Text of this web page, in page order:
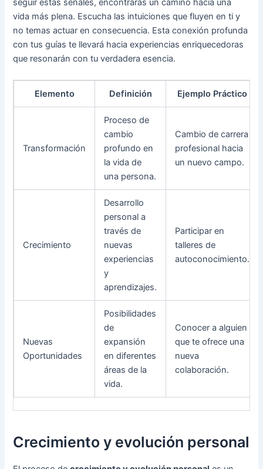
seguir estas señales, encontrarás un camino hacia una
vida más plena. Escucha las intuiciones que fluyen en ti y
no temas actuar en consecuencia. Esta conexión profunda
con tus guías te llevará hacia experiencias enriquecedoras
que resonarán con tu verdadera esencia.
Elemento Definición Ejemplo Práctico
Transformación
Proceso de
cambio
profundo en
la vida de
una persona.
Cambio de carrera
profesional hacia
un nuevo campo.
Crecimiento
Desarrollo
personal a
través de
nuevas
experiencias
y
aprendizajes.
Participar en
talleres de
autoconocimiento.
Nuevas
Oportunidades
Posibilidades
de
expansión
en diferentes
áreas de la
vida.
Conocer a alguien
que te ofrece una
nueva
colaboración.
Crecimiento y evolución personal